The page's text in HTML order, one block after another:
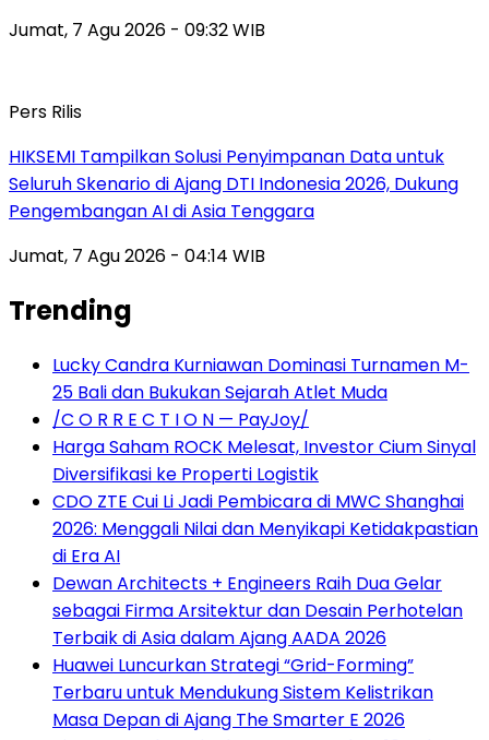
Jumat, 7 Agu 2026 - 09:32 WIB
Pers Rilis
HIKSEMI Tampilkan Solusi Penyimpanan Data untuk
Seluruh Skenario di Ajang DTI Indonesia 2026, Dukung
Pengembangan AI di Asia Tenggara
Jumat, 7 Agu 2026 - 04:14 WIB
Trending
Lucky Candra Kurniawan Dominasi Turnamen M-
25 Bali dan Bukukan Sejarah Atlet Muda
/C O R R E C T I O N — PayJoy/
Harga Saham ROCK Melesat, Investor Cium Sinyal
Diversifikasi ke Properti Logistik
CDO ZTE Cui Li Jadi Pembicara di MWC Shanghai
2026: Menggali Nilai dan Menyikapi Ketidakpastian
di Era AI
Dewan Architects + Engineers Raih Dua Gelar
sebagai Firma Arsitektur dan Desain Perhotelan
Terbaik di Asia dalam Ajang AADA 2026
Huawei Luncurkan Strategi “Grid-Forming”
Terbaru untuk Mendukung Sistem Kelistrikan
Masa Depan di Ajang The Smarter E 2026